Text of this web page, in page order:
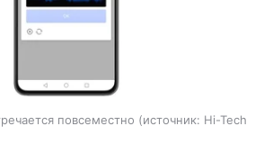
повсеместно источник: Hi-Tech